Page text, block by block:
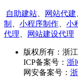
自助建站 网站代建
制
小程序制作 小
代理
网站建设代理
版权所有： 浙
ICP备案号： 浙
网安备案号：